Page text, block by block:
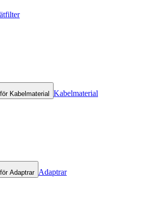
Kabelmaterial Kabelmaterial
Adaptrar Adaptrar